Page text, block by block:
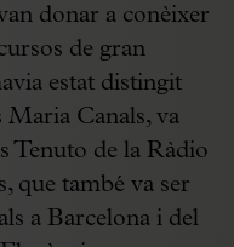
donar a conèixer
de gran
estat distingit
Canals, va
Tenuto de la Ràdio
que també va ser
a Barcelona i del